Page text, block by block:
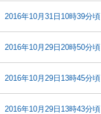
2016年10月31日10時39分頃
2016年10月29日20時50分頃
2016年10月29日13時45分頃
2016年10月29日13時43分頃